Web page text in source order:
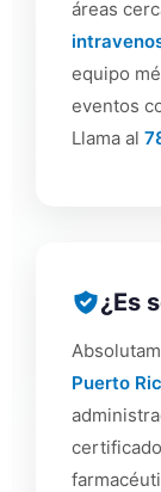
áreas
equipo
eventos
Llama al
¿Es
Puerto